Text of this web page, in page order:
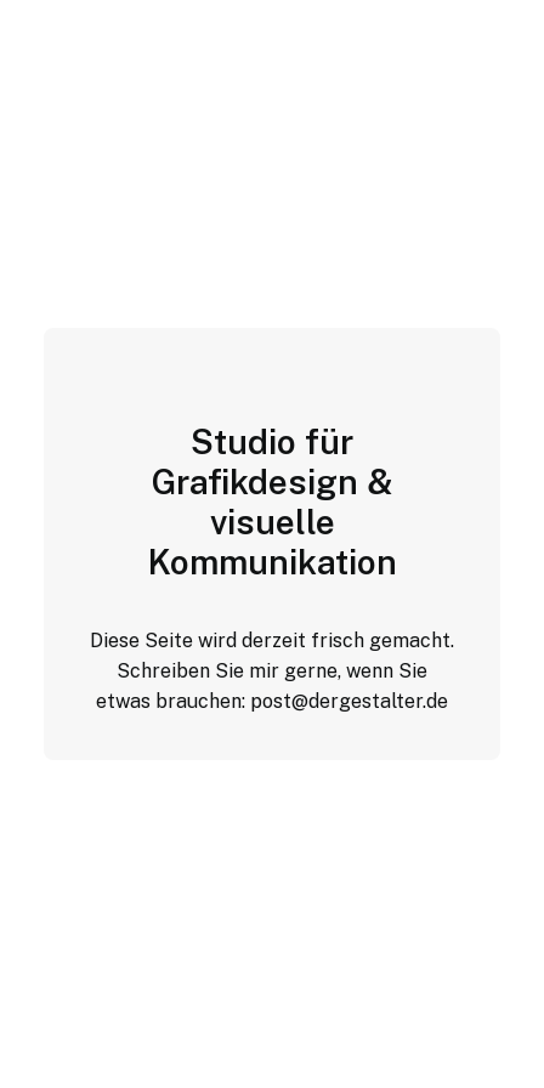
Studio für
Grafikdesign &
visuelle
Kommunikation
Diese Seite wird derzeit frisch gemacht.
Schreiben Sie mir gerne, wenn Sie
etwas brauchen: post@dergestalter.de